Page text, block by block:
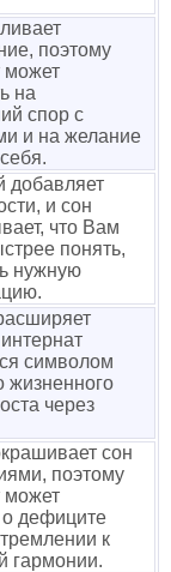
поэтому
может
на
спор с
и на желание
добавляет
и сон
что Вам
понять,
нужную
символом
жизненного
через
сон
поэтому
может
о дефиците
к
гармонии.